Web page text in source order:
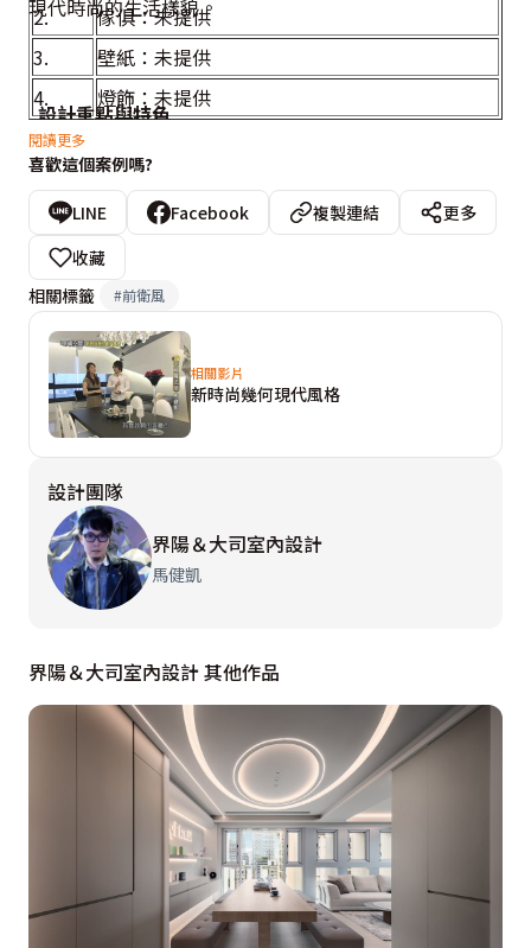
現代時尚的生活樣貌。
設計重點與特色
三房兩廳的標準格局，設計師考量過生活動線及採光空
間感後，將全室格局悉數重整，規劃出最妥適的設計基
底。從玄關步入室內，穿越客廳對外窗的日照在灰鏡鏡射
中，於玄關折射出放大敞亮的空間感，進門的視野越過由
設計師先手工塑模打造，再由專業師傅鑿刻出來的造型端
景，結合鞋櫃機能的藝品線條框飾出裝置藝術般的質感視
野。
  開放規劃的公共空間，界陽＆大司拿掉客廳後方臥房牆
遊走至亮面烤漆牆面，上方櫃體處改以黑色線條接續，越
過調整出入口的隱藏主臥門片，於餐廳主牆處向上斜切延
伸，最後銜接天花板處的出風口，隱沒於廊道立面處，無
定向的設計線條不僅串連空間，亦不著痕跡的修飾掉臥房
  來到私人休憩場域，設計師利用床頭樑下空間打造完整
的立面收納，而為了保護年幼小朋友的安全，界陽＆大司
設計特別於架高地板切面處，訂製泡綿繃皮革完整包覆。
以線簾簡約分野的更衣室，設計師以五分斜邊灰鏡修飾抽
屜，視覺隱約間更見設計質感。
  從線條延展、光溝變化的藝術時尚公共空間，到溫婉嫻
2.
傢俱：未提供
3.
壁紙：未提供
4.
燈飾：未提供
閱讀更多
喜歡這個案例嗎?
LINE Facebook 複製連結
更多
收藏
相關標籤
#前衛風
相關影片
新時尚幾何現代風格
設計團隊
界陽＆大司室內設計
馬健凱
界陽＆大司室內設計 其他作品